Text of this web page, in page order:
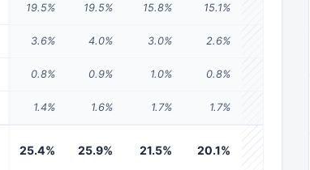
19.5% 19.5% 15.8% 15.1%
3.6% 4.0% 3.0% 2.6%
0.8% 0.9% 1.0% 0.8%
1.4% 1.6% 1.7% 1.7%
25.4% 25.9% 21.5% 20.1%